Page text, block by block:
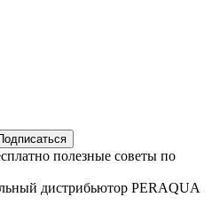
полезные советы по
дистрибьютор PERAQUA